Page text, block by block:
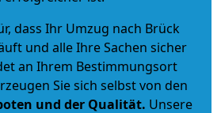
dass Ihr Umzug nach Brück
und alle Ihre Sachen sicher
an Ihrem Bestimmungsort
Sie sich selbst von den
und der Qualität. Unsere